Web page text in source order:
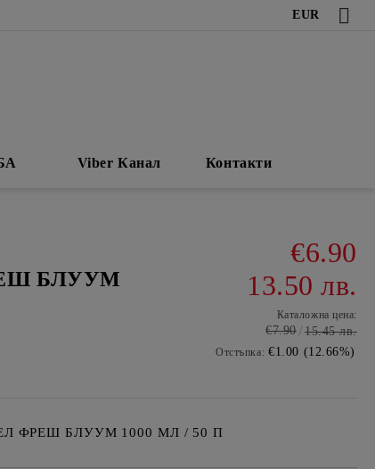
EUR
Viber Канал Контакти
БЛУУМ
€6.90
13.50 лв.
Каталожна цена:
€7.90 15.45 лв.
Отстъпка: €1.00 (12.66%)
ФРЕШ БЛУУМ 1000 МЛ / 50 П